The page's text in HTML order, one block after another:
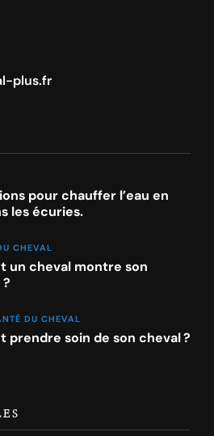
plus.fr
pour chauffer l’eau en
les écuries.
CHEVAL
un cheval montre son
DU CHEVAL
prendre soin de son cheval ?